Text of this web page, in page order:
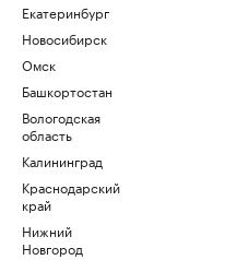
Екатеринбург
Новосибирск
Омск
Башкортостан
Вологодская
область
Калининград
Краснодарский
край
Нижний
Новгород